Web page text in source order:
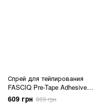
Спрей для тейпирования
FASCIQ Pre-Tape Adhesive
Spray
609 грн 869 грн